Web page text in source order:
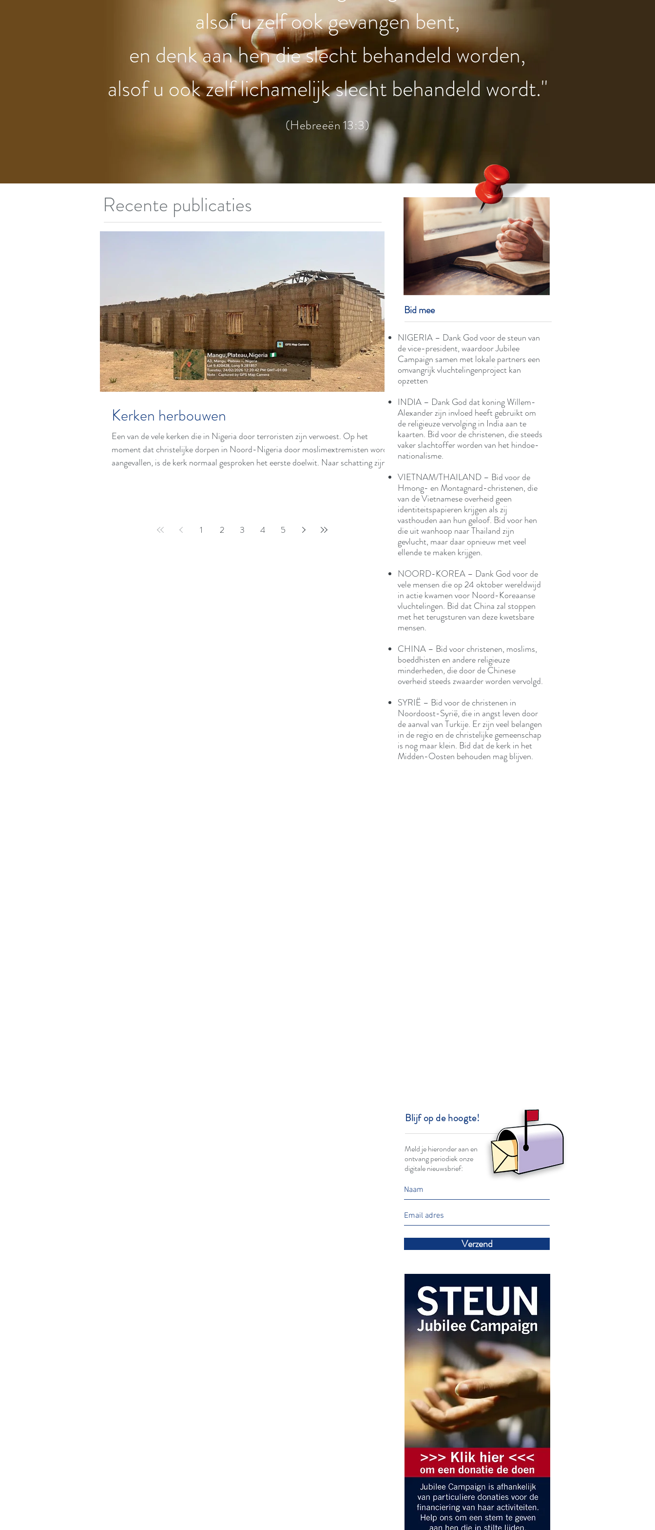
alsof u zelf ook gevangen bent,
en denk aan hen die slecht behandeld worden,
alsof u ook zelf lichamelijk slecht behandeld wordt."
(Hebreeën 13:3)
Recente publicaties
Bid mee
NIGERIA – Dank God voor de steun van
de vice-president, waardoor Jubilee
Campaign samen met lokale partners een
omvangrijk vluchtelingenproject kan
opzetten
INDIA – Dank God dat koning Willem-
Alexander zijn invloed heeft gebruikt om
de religieuze vervolging in India aan te
kaarten. Bid voor de christenen, die steeds
vaker slachtoffer worden van het hindoe-
nationalisme.
VIETNAM/THAILAND – Bid voor de
Hmong- en Montagnard-christenen, die
van de Vietnamese overheid geen
identiteitspapieren krijgen als zij
vasthouden aan hun geloof. Bid voor hen
die uit wanhoop naar Thailand zijn
gevlucht, maar daar opnieuw met veel
ellende te maken krijgen.
NOORD-KOREA – Dank God voor de
vele mensen die op 24 oktober wereldwijd
in actie kwamen voor Noord-Koreaanse
vluchtelingen. Bid dat China zal stoppen
met het terugsturen van deze kwetsbare
mensen.
CHINA – Bid voor christenen, moslims,
boeddhisten en andere religieuze
minderheden, die door de Chinese
overheid steeds zwaarder worden vervolgd.
SYRIË – Bid voor de christenen in
Noordoost-Syrië, die in angst leven door
de aanval van Turkije. Er zijn veel belangen
in de regio en de christelijke gemeenschap
is nog maar klein. Bid dat de kerk in het
Midden-Oosten behouden mag blijven.
Blijf op de hoogte!
Verzend
Meld je hieronder aan en
ontvang periodiek onze
digitale nieuwsbrief:
Kerken herbouwen
Een van de vele kerken die in Nigeria door terroristen zijn verwoest. Op het
moment dat christelijke dorpen in Noord-Nigeria door moslimextremisten worden
aangevallen, is de kerk normaal gesproken het eerste doelwit. Naar schatting zijn er
ongeveer twee miljoen christenen uit hun dorp verdreven. Dat wil zeggen dat er dus
1 2 3 4 5